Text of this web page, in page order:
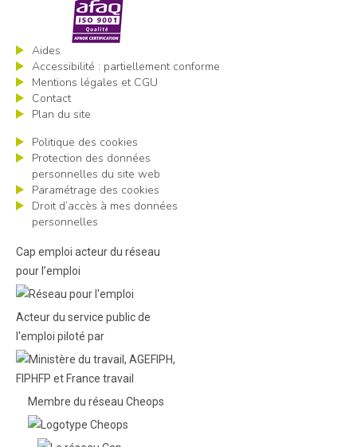
Aides
Accessibilité : partiellement conforme
Mentions légales et CGU
Contact
Plan du site
Politique des cookies
Protection des données
personnelles du site web
Paramétrage des cookies
Droit d’accès à mes données
personnelles
Cap emploi acteur du réseau
pour l’emploi
Acteur du service public de
l'emploi piloté par
Membre du réseau Cheops